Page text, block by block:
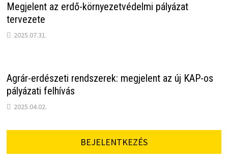
Megjelent az erdő-környezetvédelmi pályázat
tervezete
2025.07.31.
Agrár-erdészeti rendszerek: megjelent az új KAP-os
pályázati felhívás
2025.04.02.
BEJELENTKEZÉS